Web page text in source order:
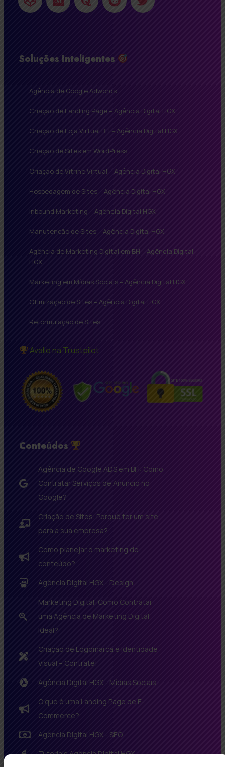
Soluções Inteligentes
Agência de Google Adwords
Criação de Landing Page – Agência Digital HGX
Criação de Loja Virtual BH – Agência Digital HGX
Criação de Sites em WordPress
Criação de Vitrine Virtual – Agência Digital HGX
Hospedagem de Sites – Agência Digital HGX
Inbound Marketing – Agência Digital HGX
Manutenção de Sites – Agência Digital HGX
Agência de Marketing Digital em BH – Agência Digital
HGX
Marketing em Mídias Sociais – Agência Digital HGX
Otimização de Sites – Agência Digital HGX
Reformulação de Sites
Avalie na Trustpilot
Conteúdos
Agência de Google ADS em BH: Como
Contratar Serviços de Anúncio no
Google?
Criação de Sites: Porquê ter um site
para a sua empresa?
Como planejar o marketing de
conteúdo?
Agência Digital HGX - Design
Marketing Digital: Como Contratar
uma Agência de Marketing Digital
Ideal?
Criação de Logomarca e Identidade
Visual – Contrate!
Agência Digital HGX - Mídias Sociais
O que é uma Landing Page de E-
Commerce?
Agência Digital HGX - SEO
Tutoriais Agência Digital HGX